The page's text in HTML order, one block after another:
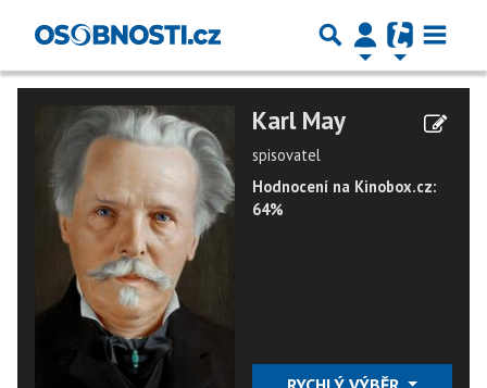
Karl May
spisovatel
Hodnocení na Kinobox.cz:
64%